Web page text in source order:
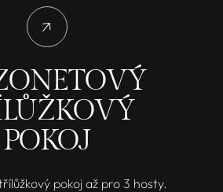
POKOJ
pokoj až pro 3 hosty.